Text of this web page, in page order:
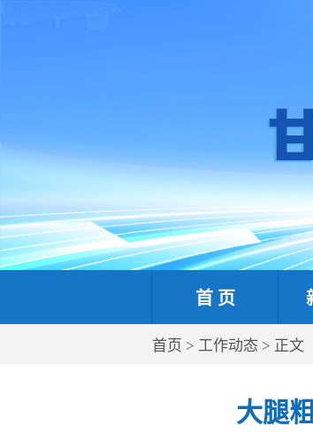
首 页
首页 > 工作动态 > 正文
大腿